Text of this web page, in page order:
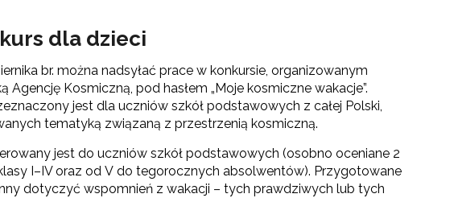
dla dzieci
br. można nadsyłać prace w konkursie, organizowanym
Agencję Kosmiczną, pod hasłem „Moje kosmiczne wakacje”.
jest dla uczniów szkół podstawowych z całej Polski,
tematyką związaną z przestrzenią kosmiczną.
jest do uczniów szkół podstawowych (osobno oceniane 2
I–IV oraz od V do tegorocznych absolwentów). Przygotowane
dotyczyć wspomnień z wakacji – tych prawdziwych lub tych